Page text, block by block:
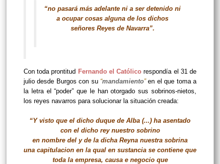
“no pasará más adelante ni a ser detenido ni
a ocupar cosas alguna de los dichos
señores Reyes de Navarra”.
Con toda prontitud Fernando el Católico respondía el 31 de
julio desde Burgos con su “mandamiento”en el que toma a
la letra el “poder” que le han otorgado sus sobrinos-nietos,
los reyes navarros para solucionar la situación creada:
“Y visto que el dicho duque de Alba (...) ha asentado
con el dicho rey nuestro sobrino
en nombre del y de la dicha Reyna nuestra sobrina
una capitulacion en la qual en sustancia se contiene que
toda la empresa, causa e negocio que